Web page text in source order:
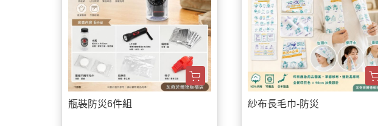
瓶裝防災6件組 紗布長毛巾-防災